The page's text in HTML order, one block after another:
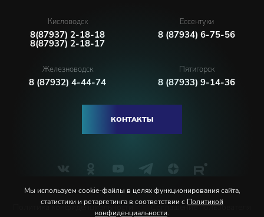
Кисловодск
8(87937) 2-18-18
8(87937) 2-18-17
Ессентуки
8 (87934) 6-75-56
Железноводск
8 (87932) 4-44-74
Пятигорск
8 (87933) 9-14-36
КОНТАКТЫ
Политика конфиденциальности Соглашение пользователя
Мы используем cookie-файлы в целях функционирования сайта,
статистики и ретаргетинга в соответствии с Политикой
конфиденциальности.